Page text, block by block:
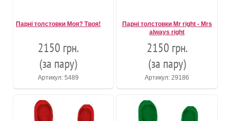
Парні толстовки Моя? Твоя!
2150 грн.
(за пару)
Артикул: 5489
Парні толстовки Mr right - Mrs
always right
2150 грн.
(за пару)
Артикул: 29186